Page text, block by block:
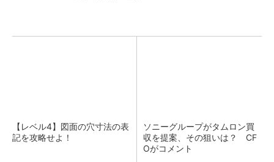
【レベル4】図面の穴寸法の表
記を攻略せよ！
ソニーグループがタムロン買
収を提案、その狙いは？ CF
Oがコメント